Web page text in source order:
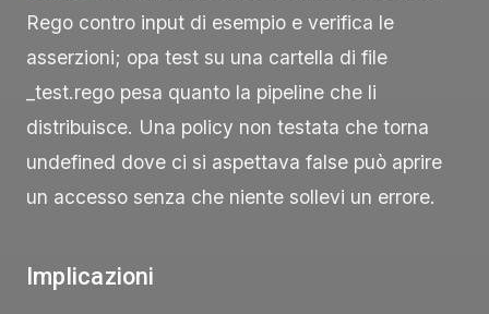
Rego contro input di esempio e verifica le
asserzioni; opa test su una cartella di file
_test.rego pesa quanto la pipeline che li
distribuisce. Una policy non testata che torna
undefined dove ci si aspettava false può aprire
un accesso senza che niente sollevi un errore.
Implicazioni